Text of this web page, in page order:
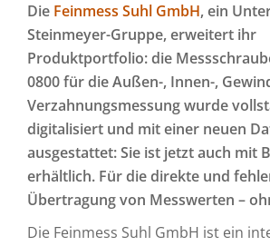
Die Feinmess Suhl GmbH, ein
Steinmeyer-Gruppe, erweitert ihr
Produktportfolio: die
0800 für die Außen-, Innen-,
Verzahnungsmessung wurde
digitalisiert und mit einer neuen
ausgestattet: Sie ist jetzt auch mit
erhältlich. Für die direkte und
Übertragung von Messwerten –
Die Feinmess Suhl GmbH ist ein